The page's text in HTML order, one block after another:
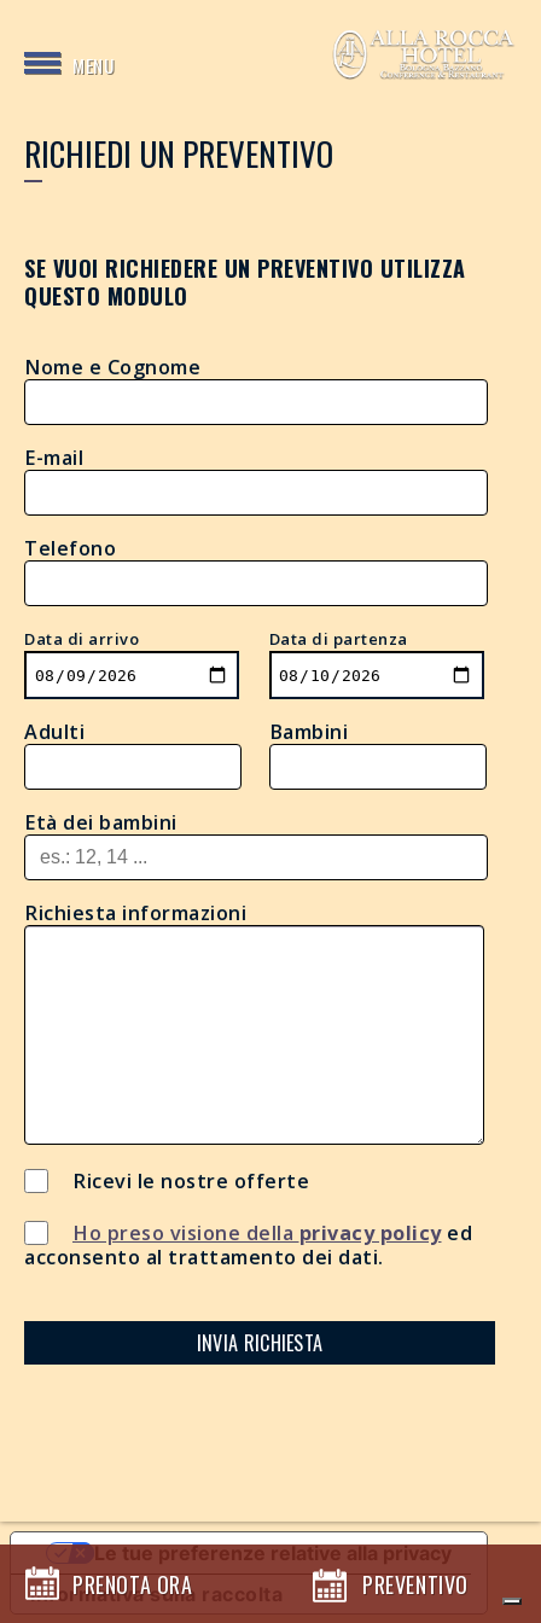
MENU
RICHIEDI UN PREVENTIVO
SE VUOI RICHIEDERE UN PREVENTIVO UTILIZZA
QUESTO MODULO
Nome e Cognome
E-mail
Telefono
Data di arrivo Data di partenza
Adulti Bambini
Età dei bambini
Richiesta informazioni
Ricevi le nostre offerte
Ho preso visione della privacy policyed
acconsento al trattamento dei dati.
PRENOTA ORA PREVENTIVO
Informativa sulla raccolta
Le tue preferenze relative alla privacy